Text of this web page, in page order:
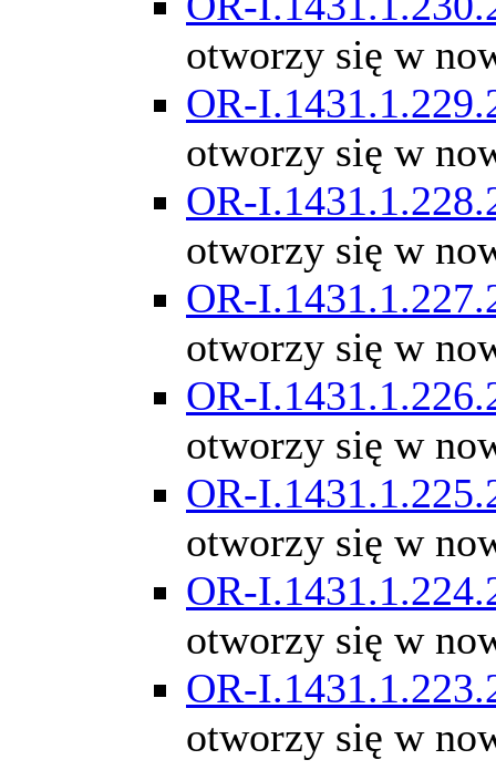
otworzy się w
OR-
otworzy się w
OR-
otworzy się w
OR-
otworzy się w
OR-
otworzy się w
OR-
otworzy się w
OR-
otworzy się w
OR-
otworzy się w